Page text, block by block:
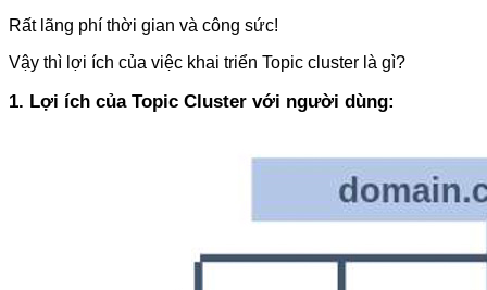
Rất lãng phí thời gian và công sức!
Vậy thì lợi ích của việc khai triển Topic cluster là gì?
1. Lợi ích của Topic Cluster với người dùng: